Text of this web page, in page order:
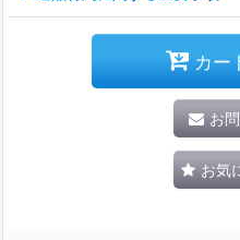
カー
お
お気